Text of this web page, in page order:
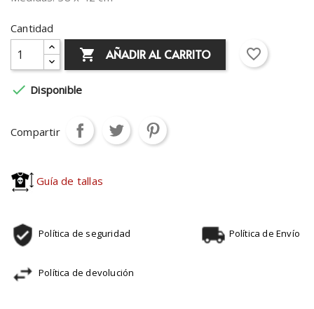
Cantidad
 AÑADIR AL CARRITO favorite_border
 Disponible
Compartir
Guía de tallas
Política de seguridad Política de Envío
Política de devolución